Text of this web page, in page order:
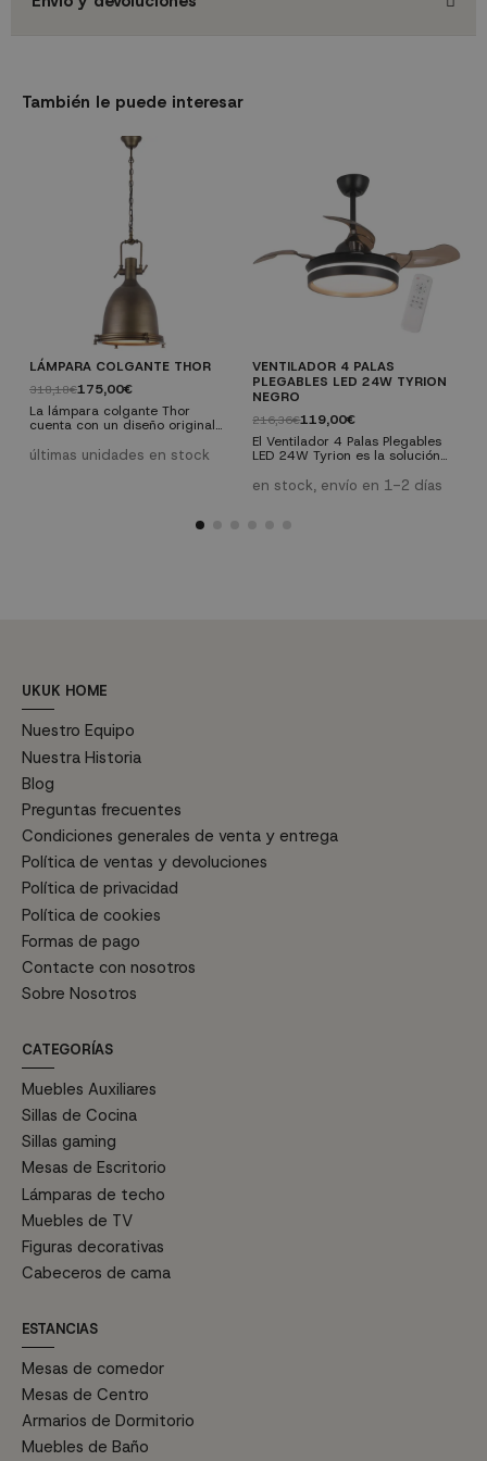
También le puede interesar
LÁMPARA COLGANTE THOR
318,18€175,00€
La lámpara colgante Thor
cuenta con un diseño original
perfecta para estancias en las
últimas unidades en stock
VENTILADOR 4 PALAS
PLEGABLES LED 24W TYRION
NEGRO
216,36€119,00€
El Ventilador 4 Palas Plegables
LED 24W Tyrion es la solución
cualquier espacio fresco y bien
iluminado, combinando
en stock, envío en 1-2 días
UKUK HOME
Nuestro Equipo
Nuestra Historia
Blog
Preguntas frecuentes
Condiciones generales de venta y entrega
Política de ventas y devoluciones
Política de privacidad
Política de cookies
Formas de pago
Contacte con nosotros
Sobre Nosotros
CATEGORÍAS
Muebles Auxiliares
Sillas de Cocina
Sillas gaming
Mesas de Escritorio
Lámparas de techo
Muebles de TV
Figuras decorativas
Cabeceros de cama
ESTANCIAS
Mesas de comedor
Mesas de Centro
Armarios de Dormitorio
Muebles de Baño